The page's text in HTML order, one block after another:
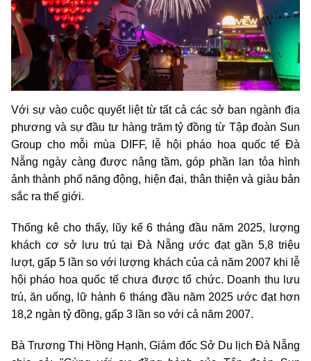
Với sự vào cuộc quyết liệt từ tất cả các sở ban ngành địa
phương và sự đầu tư hàng trăm tỷ đồng từ Tập đoàn Sun
Group cho mỗi mùa DIFF, lễ hội pháo hoa quốc tế Đà
Nẵng ngày càng được nâng tầm, góp phần lan tỏa hình
ảnh thành phố năng động, hiện đại, thân thiện và giàu bản
sắc ra thế giới.
Thống kê cho thấy, lũy kế 6 tháng đầu năm 2025, lượng
khách cơ sở lưu trú tại Đà Nẵng ước đạt gần 5,8 triệu
lượt, gấp 5 lần so với lượng khách của cả năm 2007 khi lễ
hội pháo hoa quốc tế chưa được tổ chức. Doanh thu lưu
trú, ăn uống, lữ hành 6 tháng đầu năm 2025 ước đạt hơn
18,2 ngàn tỷ đồng, gấp 3 lần so với cả năm 2007.
Bà Trương Thị Hồng Hạnh, Giám đốc Sở Du lịch Đà Nẵng